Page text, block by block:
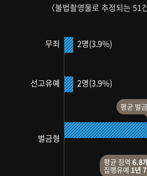
〈불법촬영물로 추정되는 51
무죄 2명(3.9%)
선고유예 2명(3.9%)
벌금형
평균 벌금
평균 징역6.8
집행유예 1년